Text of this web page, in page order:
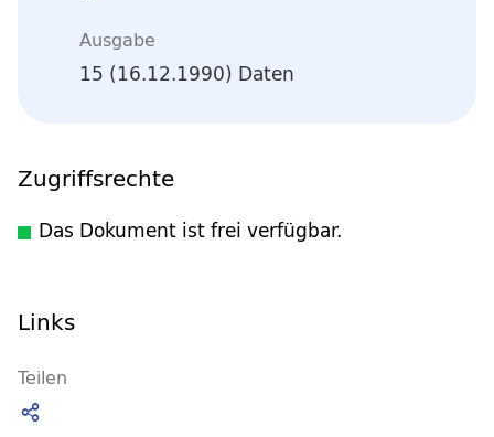
Ausgabe
15 (16.12.1990) Daten
Zugriffsrechte
Das Dokument ist frei verfügbar.
Links
Teilen